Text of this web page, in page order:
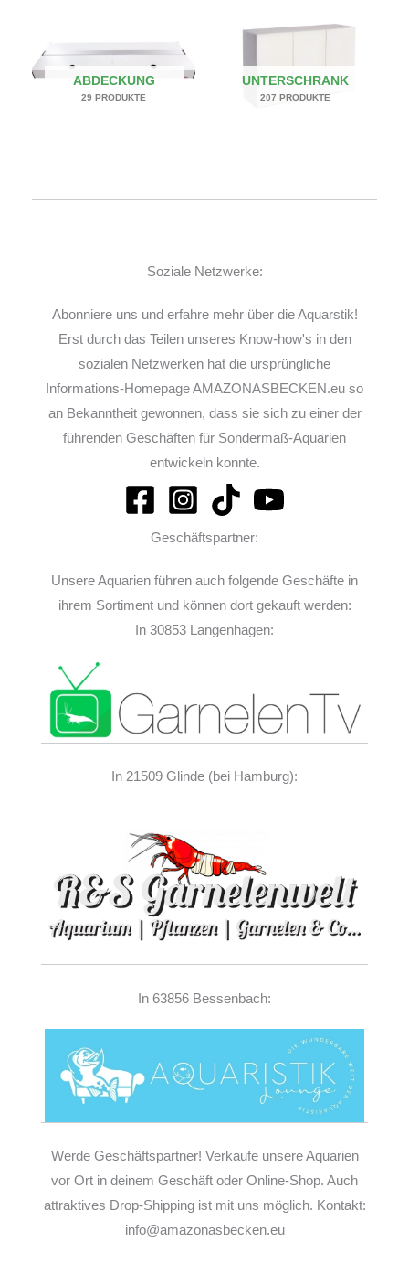
ABDECKUNG
29 PRODUKTE
UNTERSCHRANK
207 PRODUKTE
Soziale Netzwerke:
Abonniere uns und erfahre mehr über die Aquarstik!
Erst durch das Teilen unseres Know-how's in den
sozialen Netzwerken hat die ursprüngliche
Informations-Homepage AMAZONASBECKEN.eu so
an Bekanntheit gewonnen, dass sie sich zu einer der
führenden Geschäften für Sondermaß-Aquarien
entwickeln konnte.
Geschäftspartner:
Unsere Aquarien führen auch folgende Geschäfte in
ihrem Sortiment und können dort gekauft werden:
In 30853 Langenhagen:
In 21509 Glinde (bei Hamburg):
In 63856 Bessenbach:
Werde Geschäftspartner! Verkaufe unsere Aquarien
vor Ort in deinem Geschäft oder Online-Shop. Auch
attraktives Drop-Shipping ist mit uns möglich. Kontakt:
info@amazonasbecken.eu